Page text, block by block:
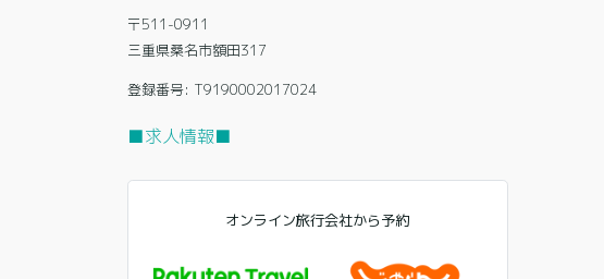
〒511-0911
三重県桑名市額田317
登録番号: T9190002017024
■求人情報■
オンライン旅行会社から予約